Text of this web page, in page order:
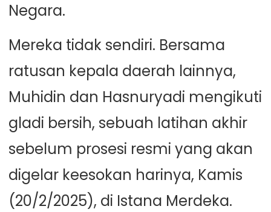
Negara.
Mereka tidak sendiri. Bersama
ratusan kepala daerah lainnya,
Muhidin dan Hasnuryadi mengikuti
gladi bersih, sebuah latihan akhir
sebelum prosesi resmi yang akan
digelar keesokan harinya, Kamis
(20/2/2025), di Istana Merdeka.